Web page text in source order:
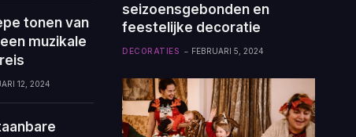
tonen van
muzikale
12, 2024
seizoensgebonden en
feestelijke decoratie
DECORATIES FEBRUARI 5, 2024